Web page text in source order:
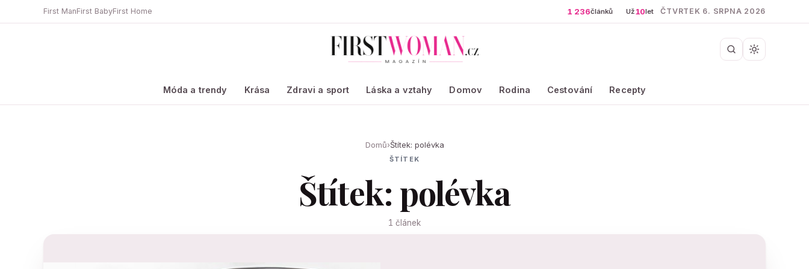
First ManFirst BabyFirst Home 1 236článků Už10let ČTVRTEK 6. SRPNA 2026
Móda a trendy Krása Zdravi a sport Láska a vztahy Domov Rodina Cestování Recepty
Domů›Štítek: polévka
ŠTÍTEK
Štítek: polévka
1 článek